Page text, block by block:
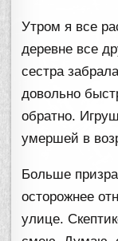
Утром я все
деревне все
сестра
довольно
обратно.
умершей в
Больше
осторожнее
улице.